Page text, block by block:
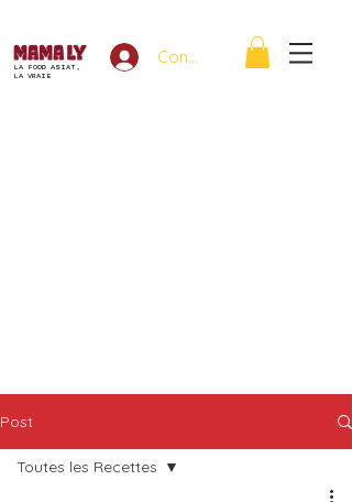
LA FOOD ASIAT,
LA VRAIE
Connexion
Post
Toutes les Recettes